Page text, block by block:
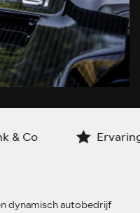
Ervaring
dynamisch autobedrijf